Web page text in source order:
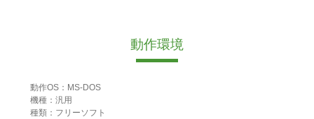
動作環境
動作OS：MS-DOS
機種：汎用
種類：フリーソフト